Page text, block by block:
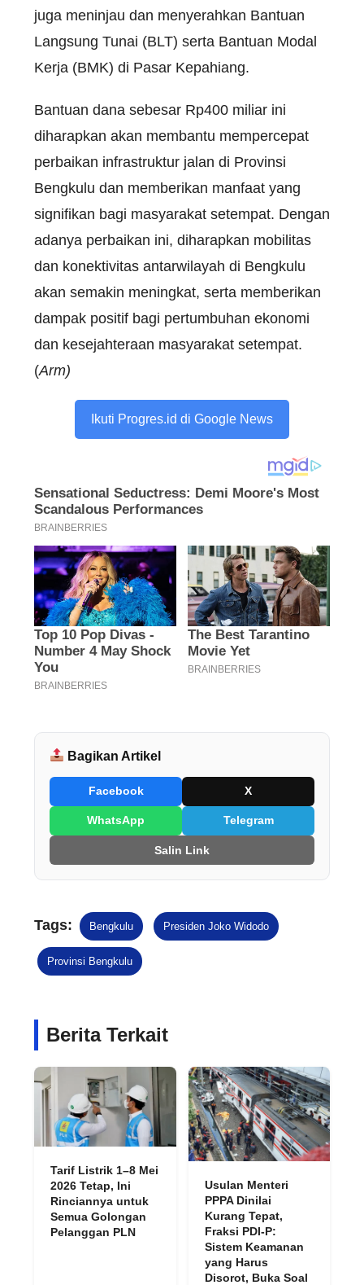
juga meninjau dan menyerahkan Bantuan
Langsung Tunai (BLT) serta Bantuan Modal
Kerja (BMK) di Pasar Kepahiang.
Bantuan dana sebesar Rp400 miliar ini
diharapkan akan membantu mempercepat
perbaikan infrastruktur jalan di Provinsi
Bengkulu dan memberikan manfaat yang
signifikan bagi masyarakat setempat. Dengan
adanya perbaikan ini, diharapkan mobilitas
dan konektivitas antarwilayah di Bengkulu
akan semakin meningkat, serta memberikan
dampak positif bagi pertumbuhan ekonomi
dan kesejahteraan masyarakat setempat.
(Arm)
Ikuti Progres.id di Google News
Bagikan Artikel
Facebook X
WhatsApp Telegram
Salin Link
Tags: Bengkulu Presiden Joko Widodo
Provinsi Bengkulu
Berita Terkait
Tarif Listrik 1–8 Mei
2026 Tetap, Ini
Rinciannya untuk
Semua Golongan
Pelanggan PLN
Usulan Menteri
PPPA Dinilai
Kurang Tepat,
Fraksi PDI-P:
Sistem Keamanan
yang Harus
Disorot, Buka Soal